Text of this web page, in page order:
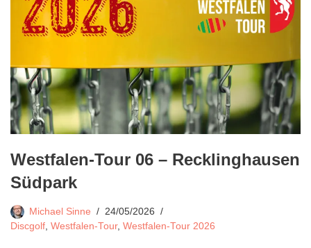
Westfalen-Tour 06 – Recklinghausen
Südpark
Michael Sinne
24/05/2026
Discgolf Westfalen-Tour, Westfalen-Tour 2026